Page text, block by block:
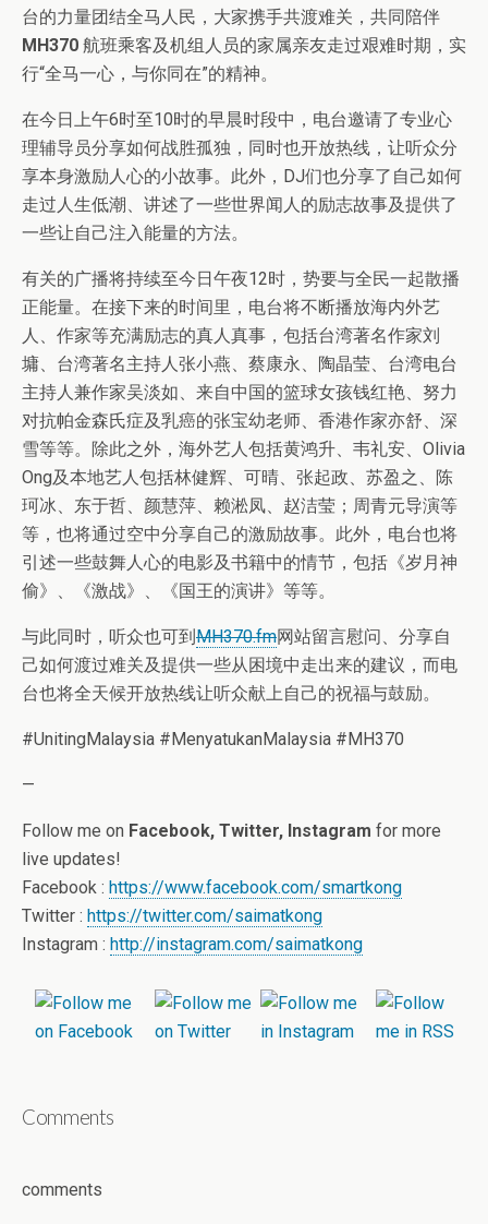
台的力量团结全马人民，大家携手共渡难关，共同陪伴
MH370 航班乘客及机组人员的家属亲友走过艰难时期，实
行“全马一心，与你同在”的精神。
在今日上午6时至10时的早晨时段中，电台邀请了专业心
理辅导员分享如何战胜孤独，同时也开放热线，让听众分
享本身激励人心的小故事。此外，DJ们也分享了自己如何
走过人生低潮、讲述了一些世界闻人的励志故事及提供了
一些让自己注入能量的方法。
有关的广播将持续至今日午夜12时，势要与全民一起散播
正能量。在接下来的时间里，电台将不断播放海内外艺
人、作家等充满励志的真人真事，包括台湾著名作家刘
墉、台湾著名主持人张小燕、蔡康永、陶晶莹、台湾电台
主持人兼作家吴淡如、来自中国的篮球女孩钱红艳、努力
对抗帕金森氏症及乳癌的张宝幼老师、香港作家亦舒、深
雪等等。除此之外，海外艺人包括黄鸿升、韦礼安、Olivia
Ong及本地艺人包括林健辉、可晴、张起政、苏盈之、陈
珂冰、东于哲、颜慧萍、赖淞凤、赵洁莹；周青元导演等
等，也将通过空中分享自己的激励故事。此外，电台也将
引述一些鼓舞人心的电影及书籍中的情节，包括《岁月神
偷》、《激战》、《国王的演讲》等等。
与此同时，听众也可到MH370.fm网站留言慰问、分享自
己如何渡过难关及提供一些从困境中走出来的建议，而电
台也将全天候开放热线让听众献上自己的祝福与鼓励。
#UnitingMalaysia #MenyatukanMalaysia #MH370
—
Follow me on Facebook, Twitter, Instagram for more
live updates!
Facebook : https://www.facebook.com/smartkong
Twitter : https://twitter.com/saimatkong
Instagram : http://instagram.com/saimatkong
Comments
comments